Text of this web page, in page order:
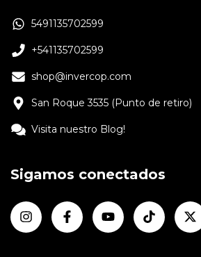
5491135702599
+541135702599
shop@invercop.com
San Roque 3535 (Punto de retiro)
Visita nuestro Blog!
Sigamos conectados